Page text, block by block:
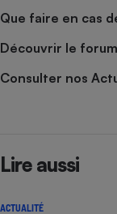
Que faire en cas
Découvrir le forum
Consulter nos
Lire aussi
ACTUALITÉ